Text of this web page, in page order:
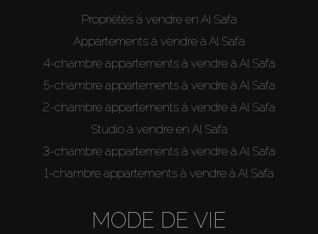
Propriétés à vendre en Al Safa
Appartements à vendre à Al Safa
4-chambre appartements à vendre à Al Safa
5-chambre appartements à vendre à Al Safa
2-chambre appartements à vendre à Al Safa
Studio à vendre en Al Safa
3-chambre appartements à vendre à Al Safa
1-chambre appartements à vendre à Al Safa
MODE DE VIE